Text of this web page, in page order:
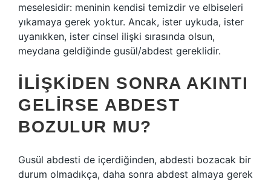
meselesidir: meninin kendisi temizdir ve elbiseleri
yıkamaya gerek yoktur. Ancak, ister uykuda, ister
uyanıkken, ister cinsel ilişki sırasında olsun,
meydana geldiğinde gusül/abdest gereklidir.
İLIŞKIDEN SONRA AKINTI
GELIRSE ABDEST
BOZULUR MU?
Gusül abdesti de içerdiğinden, abdesti bozacak bir
durum olmadıkça, daha sonra abdest almaya gerek